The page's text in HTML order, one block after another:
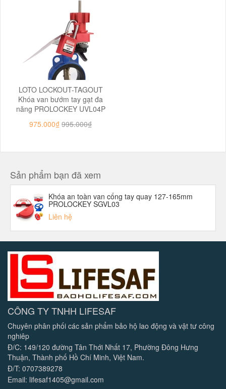
LOTO LOCKOUT-TAGOUT
Khóa van bướm tay gạt đa
năng PROLOCKEY UVL04P
975.000₫ 995.000₫
Sản phẩm bạn đã xem
Khóa an toàn van cổng tay quay 127-165mm
PROLOCKEY SGVL03
Liên hệ
CÔNG TY TNHH LIFESAF
Chuyên phân phối các sản phẩm bảo hộ lao động và vật tư công
nghiêp
Đ/C: 149/120 đường Tân Thới Nhất 17, Phường Đông Hưng
Thuận, Thành phố Hồ Chí Minh, Việt Nam.
Đ/T: 0707389278
Email: lifesaf1405@gmail.com